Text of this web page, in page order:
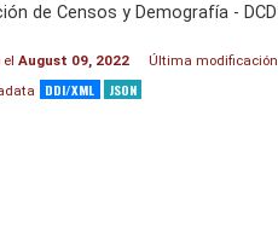
de Censos y Demografía - DCD
el August 09, 2022 Última modificación
DDI/XML JSON